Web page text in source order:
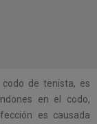
de tenista, es
en el codo,
es causada